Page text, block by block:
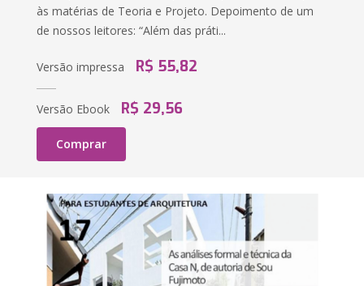
às matérias de Teoria e Projeto. Depoimento de um
de nossos leitores: “Além das práti...
Versão impressa R$ 55,82
Versão Ebook R$ 29,56
Comprar